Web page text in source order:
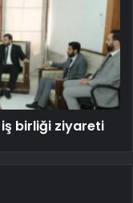
birliği ziyareti